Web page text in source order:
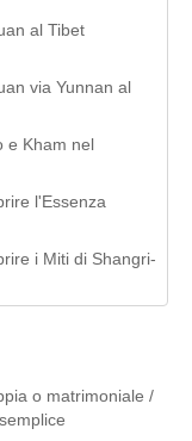
al Tibet
via Yunnan al
e Kham nel
l'Essenza
i Miti di Shangri-
o matrimoniale /